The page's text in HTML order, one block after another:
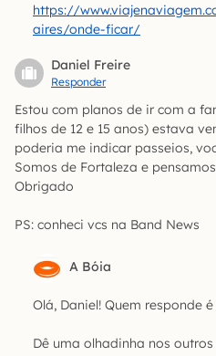
https://
aires/onde-ficar/
Daniel Freire
Responder
Estou com planos de ir com a
filhos de 12 e 15 anos) estava
poderia me indicar passeios,
Somos de Fortaleza e
Obrigado
PS: conheci vcs na Band News
A Bóia
Olá, Daniel! Quem responde
Dê uma olhadinha nos